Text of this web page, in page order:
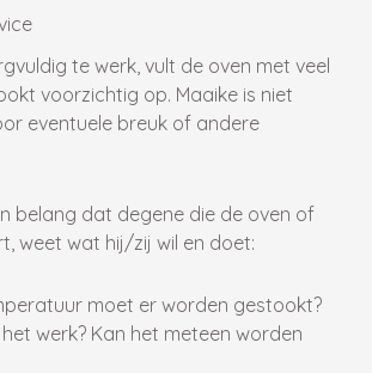
te werk, vult de oven met veel
voorzichtig op. Maaike is niet
eventuele breuk of andere
belang dat degene die de oven of
weet wat hij/zij wil en doet:
moet er worden gestookt?
werk? Kan het meteen worden